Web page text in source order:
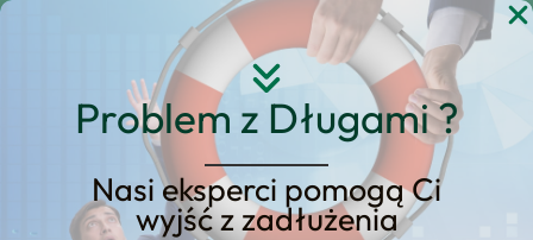
Problem z Długami ?
Nasi eksperci pomogą Ci
wyjść z zadłużenia
Przejdź